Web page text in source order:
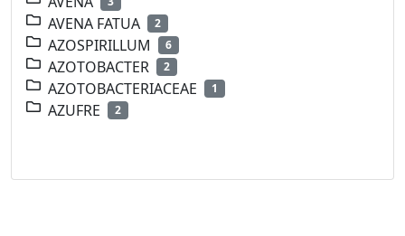
AVENA FATUA 2
AZOSPIRILLUM 6
AZOTOBACTER 2
AZOTOBACTERIACEAE 1
AZUFRE 2